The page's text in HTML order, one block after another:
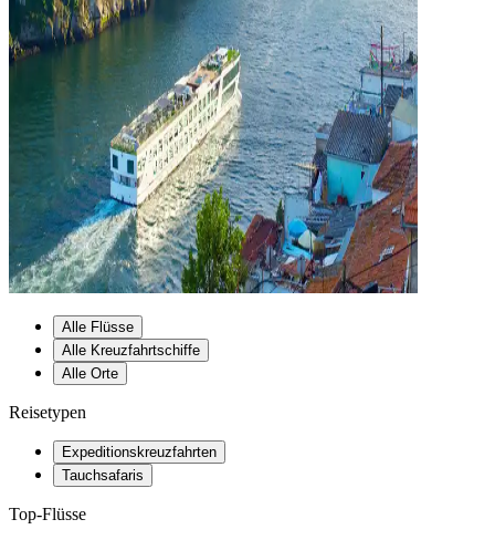
Alle Flüsse
Alle Kreuzfahrtschiffe
Alle Orte
Reisetypen
Expeditionskreuzfahrten
Tauchsafaris
Top-Flüsse